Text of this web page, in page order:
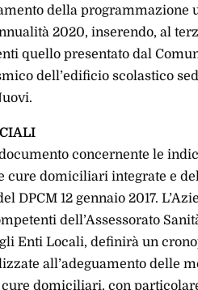
della programmazione
2020, inserendo, al
quello presentato dal
dell’edificio scolastico
concernente le
cure domiciliari integrate e
12 gennaio 2017.
dell’Assessorato
Enti Locali, definirà un
all’adeguamento delle
domiciliari, con